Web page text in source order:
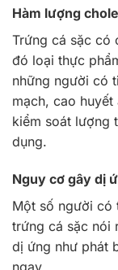
Hàm lượng
Trứng cá sặc có
đó loại thực
những người có
mạch, cao
kiểm soát lượng
dụng.
Nguy cơ gây dị
Một số người có
trứng cá sặc nói
dị ứng như phát